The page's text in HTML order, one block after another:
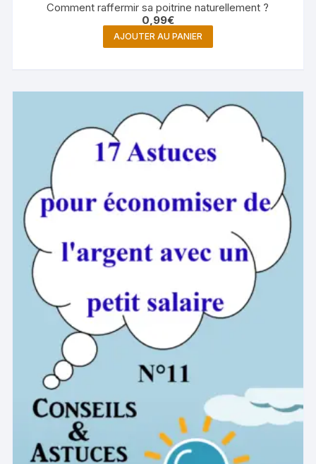
Comment raffermir sa poitrine naturellement ?
0,99€
AJOUTER AU PANIER